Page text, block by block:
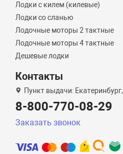
Лодки с килем (килевые)
Лодки со сланью
Лодочные моторы 2 тактные
Лодочные моторы 4 тактные
Дешевые лодки
Контакты
Пункт выдачи:
8-800-770-08-29
Заказать звонок